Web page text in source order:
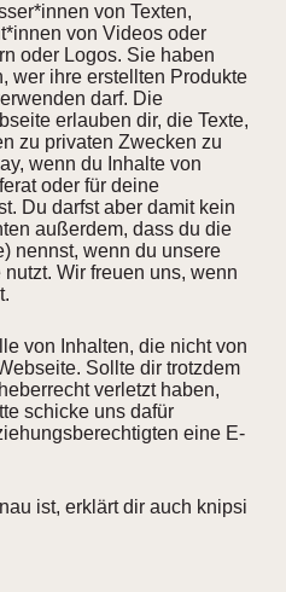
von Texten,
von Videos oder
oder Logos. Sie haben
wer ihre erstellten Produkte
darf. Die
erlauben dir, die Texte,
zu privaten Zwecken zu
wenn du Inhalte von
oder für deine
Du darfst aber damit kein
außerdem, dass du die
nennst, wenn du unsere
Wir freuen uns, wenn
von Inhalten, die nicht von
Sollte dir trotzdem
verletzt haben,
schicke uns dafür
eine E-
ist, erklärt dir auch knipsi